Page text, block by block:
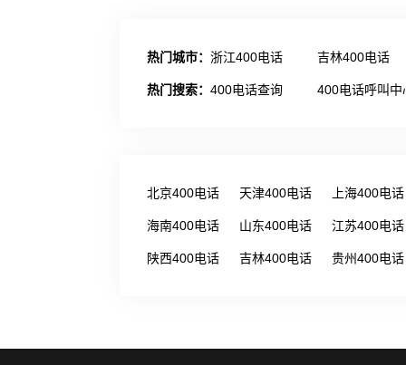
热门城市： 浙江400电话 吉林400电话
热门搜索： 400电话查询 400电话呼叫中
北京400电话 天津400电话 上海400电话
海南400电话 山东400电话 江苏400电话
陕西400电话 吉林400电话 贵州400电话